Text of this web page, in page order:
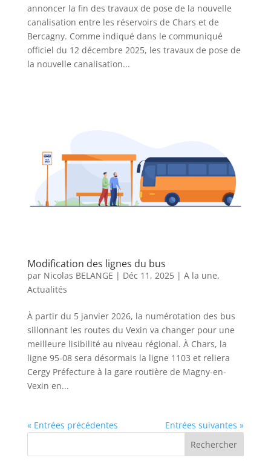
annoncer la fin des travaux de pose de la nouvelle
canalisation entre les réservoirs de Chars et de
Bercagny. Comme indiqué dans le communiqué
officiel du 12 décembre 2025, les travaux de pose de
la nouvelle canalisation...
Modification des lignes du bus
par Nicolas BELANGE | Déc 11, 2025| A la une,
Actualités
À partir du 5 janvier 2026, la numérotation des bus
sillonnant les routes du Vexin va changer pour une
meilleure lisibilité au niveau régional. À Chars, la
ligne 95-08 sera désormais la ligne 1103 et reliera
Cergy Préfecture à la gare routière de Magny-en-
Vexin en...
« Entrées précédentes Entrées suivantes »